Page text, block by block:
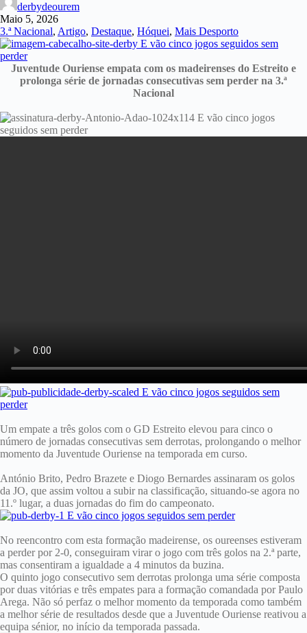
derbydeourem
Maio 5, 2026
3.ª Nacional, Artigo, Destaque, Hóquei, Mais Desporto
Juventude Ouriense empata com os madeirenses do Estreito e
prolonga série de jornadas consecutivas sem perder na 3.ª
Nacional
Um empate a três golos com o GD Estreito elevou para cinco o
número de jornadas consecutivas sem derrotas, prolongando o melhor
momento da Juventude Ouriense na temporada em curso.
António Brito, Pedro Brazete e Diogo Bernardes assinaram os golos
da JO, que assim voltou a subir na classificação, situando-se agora no
11.º lugar, a duas jornadas do fim do campeonato.
No reencontro com esta formação madeirense, os oureenses estiveram
a perder por 2-0, conseguiram virar o jogo com três golos na 2.ª parte,
mas consentiram a igualdade a 4 minutos da buzina.
O quinto jogo consecutivo sem derrotas prolonga uma série composta
por duas vitórias e três empates para a formação comandada por Paulo
Arega. Não só perfaz o melhor momento da temporada como também
a melhor série de resultados desde que a Juventude Ouriense reativou a
equipa sénior, no início da temporada passada.